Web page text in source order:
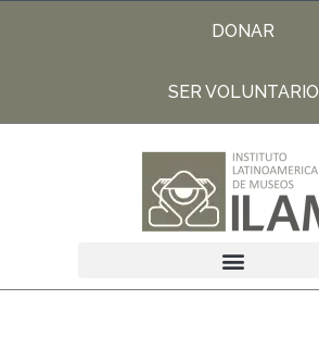
DONAR
SER VOLUNTARIO